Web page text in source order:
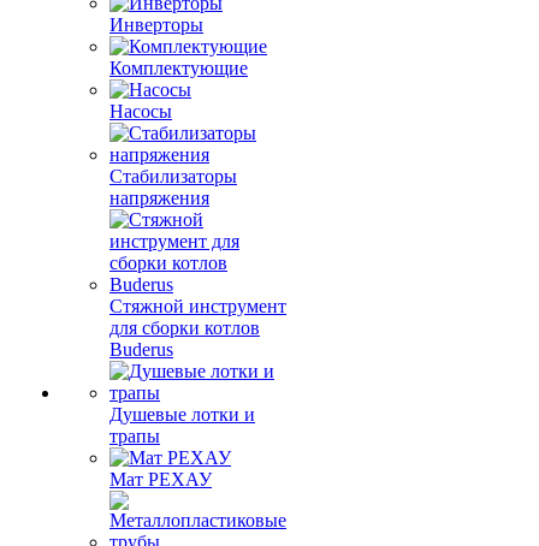
Инверторы
Комплектующие
Насосы
Стабилизаторы
напряжения
Стяжной инструмент
для сборки котлов
Buderus
Душевые лотки и
трапы
Мат РЕХАУ